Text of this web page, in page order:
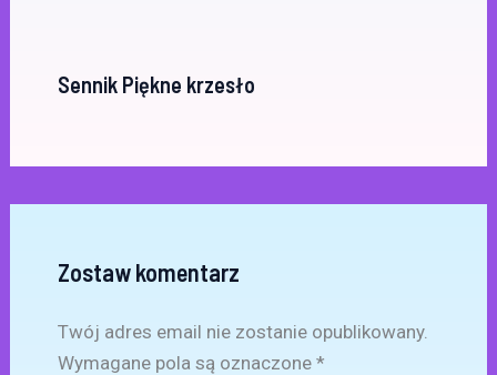
Sennik Piękne krzesło
Zostaw komentarz
Twój adres email nie zostanie opublikowany.
Wymagane pola są oznaczone *